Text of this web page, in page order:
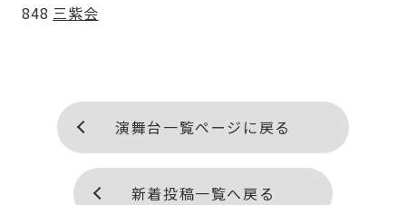
848 三紫会
演舞台一覧ページに戻る
新着投稿一覧へ戻る